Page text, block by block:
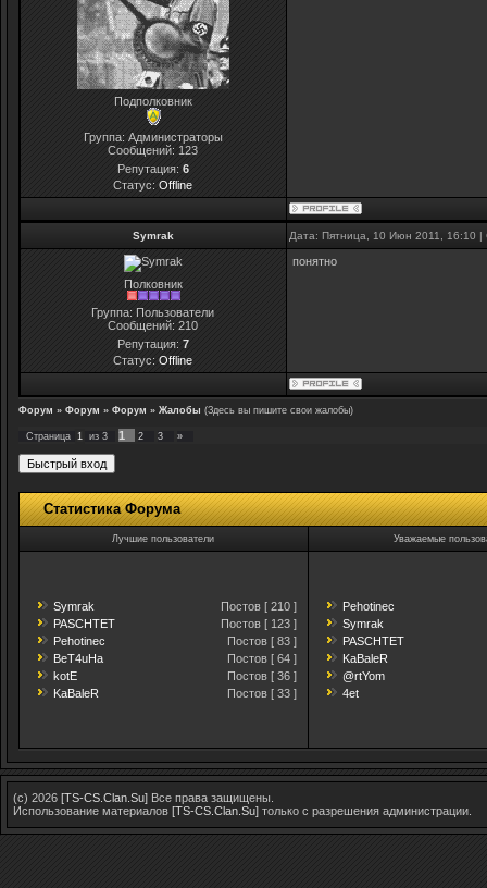
Подполковник
Группа: Администраторы
Сообщений: 123
Репутация: 6
Статус:Offline
Symrak Дата: Пятница, 10 Июн 2011, 16:10
Полковник
Группа: Пользователи
Сообщений:210
Репутация: 7
Статус:Offline
понятно
Форум » Форум » Форум » Жалобы (Здесь вы пишите свои жалобы)
Страница 1 из 3 1 2 3 »
Статистика Форума
Лучшие пользователи Уважаемые
Symrak
Постов [ 210 ]
PASCHTET
Постов [ 123 ]
Pehotinec
Постов [ 83 ]
BeT4uHa
Постов [ 64 ]
kotE
Постов [ 36 ]
KaBaleR
Постов [ 33 ]
Pehotinec
Symrak
PASCHTET
KaBaleR
@rtYom
4et
(c) 2026 [TS-CS.Clan.Su] Все права защищены.
Использование материалов [TS-CS.Clan.Su] только с разрешения администрации.